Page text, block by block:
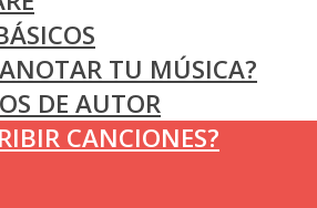
TU MÚSICA?
DE AUTOR
CANCIONES?